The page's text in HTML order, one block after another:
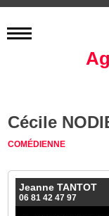
Cécile
COMÉDIENNE
Jeanne TANTOT
06 81 42 47 97